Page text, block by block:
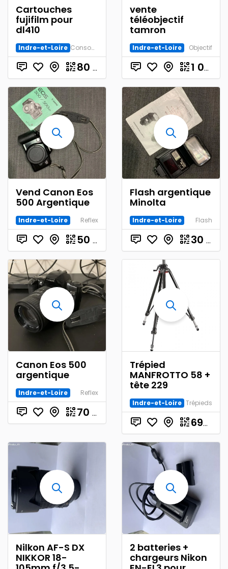
Cartouches
fujifilm pour
dl410
Indre-et-Loire Consommable
80
vente
téléobjectif
tamron
Indre-et-Loire Objectif
1 000.00
Vend Canon Eos
500 Argentique
Indre-et-Loire Reflex
50
Flash argentique
Minolta
Indre-et-Loire Flash
30
Canon Eos 500
argentique
Indre-et-Loire Reflex
70
Trépied
MANFROTTO 58 +
tête 229
Indre-et-Loire Trépieds
690.00
Nilkon AF-S DX
NIKKOR 18-
2 batteries +
chargeurs Nikon